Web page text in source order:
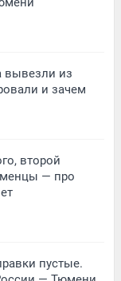
вывезли из
и зачем
второй
— про
пустые.